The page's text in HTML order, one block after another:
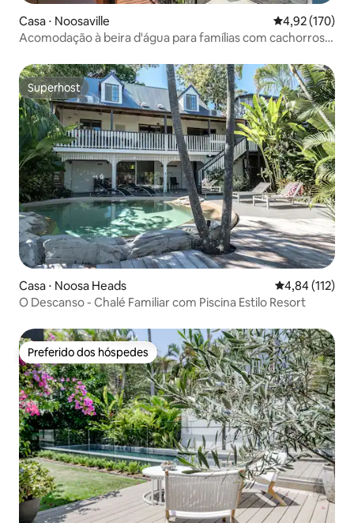
Casa ⋅ Noosaville 4,92 de uma
4,92 (170)
Acomodação à beira d'água para famílias com cachorros e
Superhost
Superhost
Casa ⋅ Noosa Heads 4,84 de uma
4,84 (112)
O Descanso - Chalé Familiar com Piscina Estilo Resort
Preferido dos hóspedes
Preferido dos hóspedes